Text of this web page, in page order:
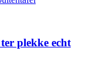
plekke echt